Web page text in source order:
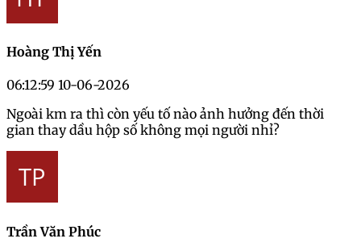
Hoàng Thị Yến
06:12:59 10-06-2026
Ngoài km ra thì còn yếu tố nào ảnh hưởng đến thời
gian thay dầu hộp số không mọi người nhỉ?
Trần Văn Phúc